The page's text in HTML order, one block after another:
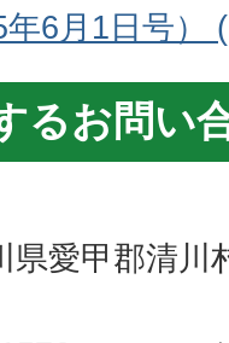
6月1日号）
るお問い
県愛甲郡清川